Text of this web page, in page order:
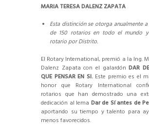
MARIA TERESA DALENZ ZAPATA
Esta distinción se otorga anualmente
de 150 rotarios en todo el mundo
rotario por Distrito.
El Rotary International, premió a la Ing.
Dalenz Zapata con el galardónDAR
QUE PENSAR EN SI.Este premio es el
honor que Rotary International
rotarios que han demostrado una
dedicación al lema Dar de Sí antes de
aportando su tiempo y talento para
menos favorecidos.